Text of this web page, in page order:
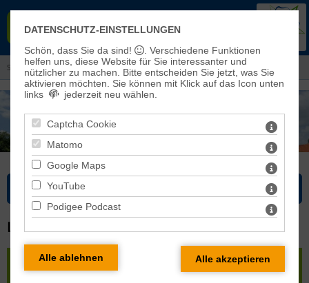
EISLEBEN-SÖMMERDA
Sie sind hier: Kirchenkreis > Pfarrbereiche und Kirchengemeinden
Bitte wählen Sie...
LÜTTCHENDORF
« zurück|Karte|
Pfarrbereich Seegebiet Mansfelder
DATENSCHUTZ-EINSTELLUNGEN
Schön, dass Sie da sind!
. Verschiedene Funktionen
helfen uns, diese Website für Sie interessanter und
nützlicher zu machen.
Bitte entscheiden Sie jetzt, was Sie
aktivieren möchten. Sie können mit Klick auf das Icon unten
links
jederzeit neu wählen.
Captcha Cookie
Matomo
Google Maps
YouTube
Podigee Podcast